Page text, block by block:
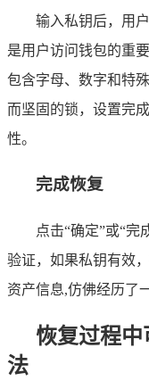
输入私钥后，用
是用户访问钱包的重
包含字母、数字和特
而坚固的锁，设置完
性。
完成恢复
点击“确定”或“完
验证，如果私钥有效
资产信息,仿佛经历了
恢复过程
法